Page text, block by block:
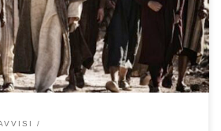
Lunedì 15 Giugno 2026 ore 18.30 –
ore 19:00 – […]